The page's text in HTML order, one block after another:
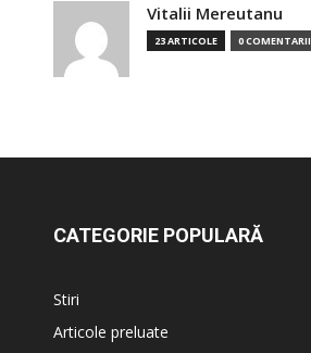
Vitalii Mereutanu
23 ARTICOLE 0 COMENTARII
CATEGORIE POPULARĂ
Stiri
Articole preluate